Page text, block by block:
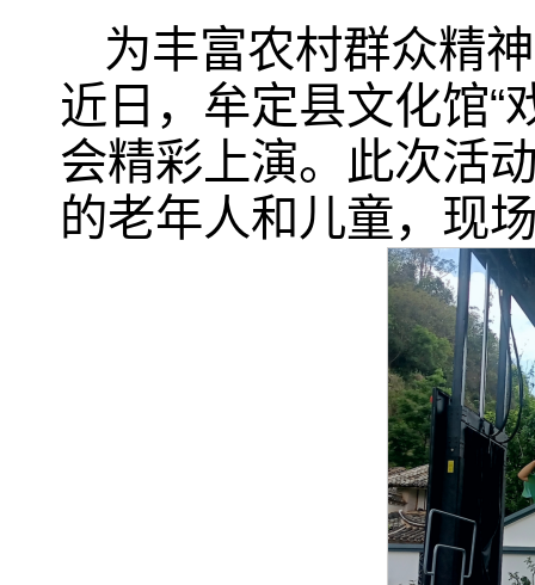
为丰富农村群众精
近日，牟定县文化馆“
会精彩上演。此次活
的老年人和儿童，现